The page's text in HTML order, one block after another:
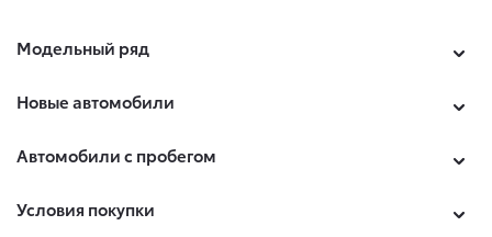
Модельный ряд
Новые автомобили
Автомобили с пробегом
Условия покупки